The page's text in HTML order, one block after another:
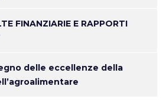
FINANZIARIE E RAPPORTI
delle eccellenze della